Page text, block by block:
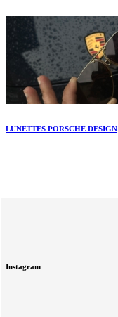
LUNETTES PORSCHE DESIGN
Instagram